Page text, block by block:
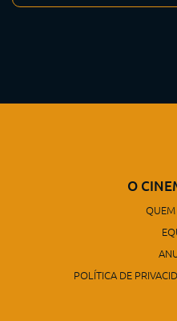
O
POLÍTICA DE